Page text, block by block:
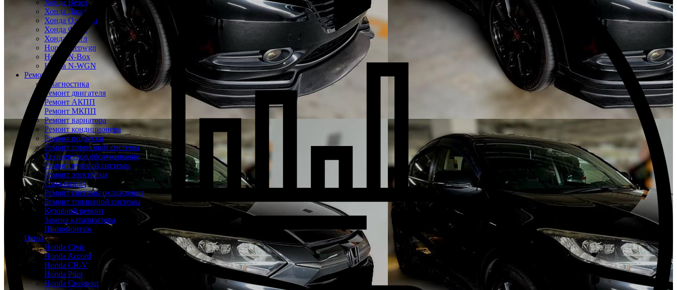
Хонда Везел
Хонда Джаз
Хонда Одиссей
Хонда Фрид
Хонда Шатл
Honda Stepwgn
Honda N-Box
Honda N-WGN
Ремонт
Диагностика
Ремонт двигателя
Ремонт АКПП
Ремонт МКПП
Ремонт вариатора
Ремонт кондиционера
Ремонт подвески
Ремонт тормозной системы
Техническое обслуживание
Ремонт рулевой системы
Ремонт электрики
Сход-развал
Ремонт системы охлаждения
Ремонт топливной системы
Кузовной ремонт
Замена катализатора
Шиномонтаж
Цены
Honda Civic
Honda Accord
Honda CR-V
Honda Pilot
Honda Crosstour